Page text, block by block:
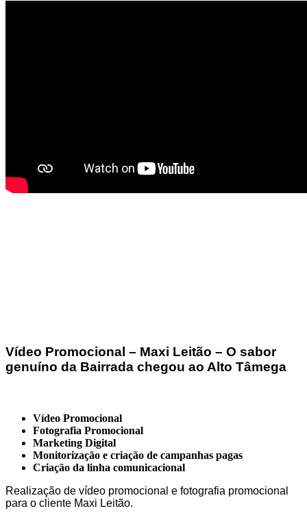
Vídeo Promocional – Maxi Leitão – O sabor
genuíno da Bairrada chegou ao Alto Tâmega
Vídeo Promocional
Fotografia Promocional
Marketing Digital
Monitorização e criação de campanhas pagas
Criação da linha comunicacional
Realização de vídeo promocional e fotografia promocional
para o cliente Maxi Leitão.